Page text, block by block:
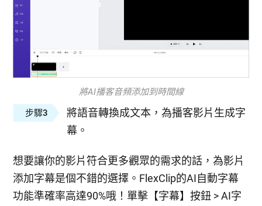
將AI播客音頻添加到時間線
步驟3
將語音轉換成文本，為播客影片生成字
幕。
想要讓你的影片符合更多觀眾的需求的話，為影片
添加字幕是個不錯的選擇。FlexClip的AI自動字幕
功能準確率高達90%哦！單擊【字幕】按鈕 > AI字